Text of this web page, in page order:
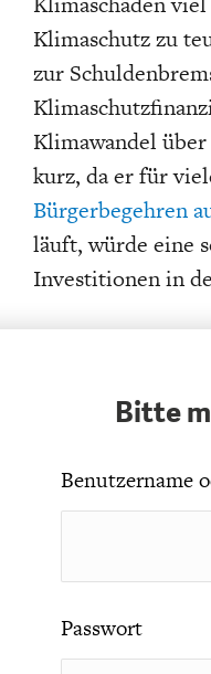
Klimaschutz zu
zur
Klimawandel
kurz, da er für
Bürgerbegehren
läuft, würde eine
Investitionen in
Bitte
Benutzername
Passwort